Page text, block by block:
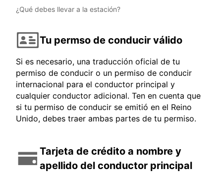
¿Qué debes llevar a la estación?
Tu permso de conducir válido
Si es necesario, una traducción oficial de tu
permiso de conducir o un permiso de conducir
internacional para el conductor principal y
cualquier conductor adicional. Ten en cuenta que
si tu permiso de conducir se emitió en el Reino
Unido, debes traer ambas partes de tu permiso.
Tarjeta de crédito a nombre y
apellido del conductor principal